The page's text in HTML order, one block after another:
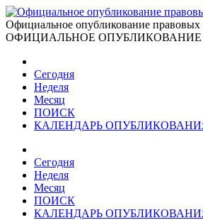
Официальное опубликование правовых
ОФИЦИАЛЬНОЕ ОПУБЛИКОВАНИЕ
Сегодня
Неделя
Месяц
ПОИСК
КАЛЕНДАРЬ
Сегодня
Неделя
Месяц
ПОИСК
КАЛЕНДАРЬ